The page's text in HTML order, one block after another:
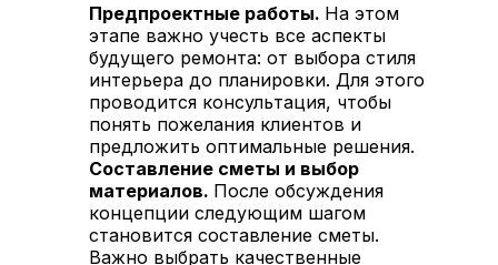
Предпроектные работы. На этом
этапе важно учесть все аспекты
будущего ремонта: от выбора стиля
интерьера до планировки. Для этого
проводится консультация, чтобы
понять пожелания клиентов и
предложить оптимальные решения.
Составление сметы и выбор
материалов. После обсуждения
концепции следующим шагом
становится составление сметы.
Важно выбрать качественные